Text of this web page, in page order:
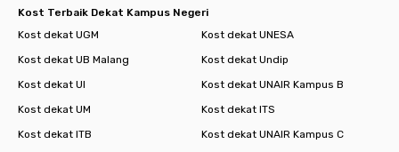
Kost Terbaik Dekat Kampus Negeri
Kost dekat UGM
Kost dekat UNESA
Kost dekat UB Malang
Kost dekat Undip
Kost dekat UI
Kost dekat UNAIR Kampus B
Kost dekat UM
Kost dekat ITS
Kost dekat ITB
Kost dekat UNAIR Kampus C